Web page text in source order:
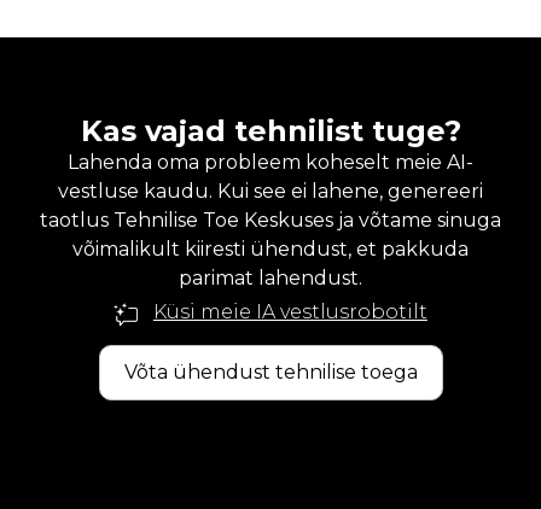
Kas vajad tehnilist tuge?
Lahenda oma probleem koheselt meie AI-
vestluse kaudu. Kui see ei lahene, genereeri
taotlus Tehnilise Toe Keskuses ja võtame sinuga
võimalikult kiiresti ühendust, et pakkuda
parimat lahendust.
Küsi meie IA vestlusrobotilt
Võta ühendust tehnilise toega